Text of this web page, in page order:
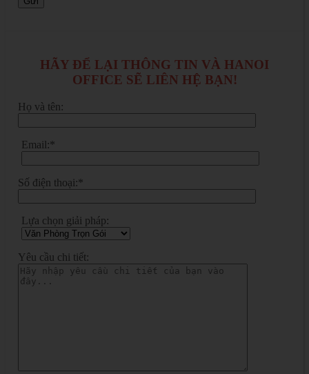
HÃY ĐỂ LẠI THÔNG TIN VÀ HANOI
OFFICE SẼ LIÊN HỆ BẠN!
Họ và tên:
Email:*
Số điện thoại:*
Lựa chọn giải pháp:
Yêu cầu chi tiết: